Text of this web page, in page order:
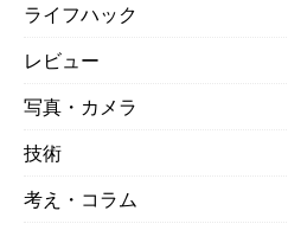
ライフハック
レビュー
写真・カメラ
技術
考え・コラム